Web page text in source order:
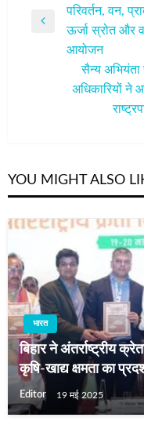
नेविगेशन
Previous
परिवर्तन, वन,
ऊर्जा स्रोत और
आयोजन
सैन्य अभियंता
अधिकारियों ने
YOU MIGHT ALSO
भारत
बिहार ने अंतर्राष्ट्रीय
कृषि-खाद्य क्षमता का
Editor 19 मई 2025